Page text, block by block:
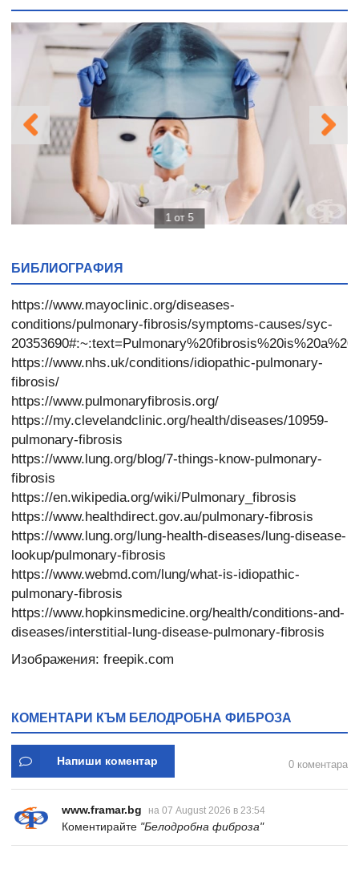
1 от 5
БИБЛИОГРАФИЯ
https://www.mayoclinic.org/diseases-
conditions/pulmonary-fibrosis/symptoms-causes/syc-
https://www.nhs.uk/conditions/idiopathic-pulmonary-
fibrosis/
https://www.pulmonaryfibrosis.org/
https://my.clevelandclinic.org/health/diseases/10959-
pulmonary-fibrosis
https://www.lung.org/blog/7-things-know-pulmonary-
fibrosis
https://en.wikipedia.org/wiki/Pulmonary_fibrosis
https://www.healthdirect.gov.au/pulmonary-fibrosis
https://www.lung.org/lung-health-diseases/lung-disease-
lookup/pulmonary-fibrosis
https://www.webmd.com/lung/what-is-idiopathic-
pulmonary-fibrosis
https://www.hopkinsmedicine.org/health/conditions-and-
diseases/interstitial-lung-disease-pulmonary-fibrosis
Изображения: freepik.com
КОМЕНТАРИ КЪМ БЕЛОДРОБНА ФИБРОЗА
Напиши коментар 0 коментара
www.framar.bg на 07 August 2026 в 23:54
Коментирайте "Белодробна фиброза"